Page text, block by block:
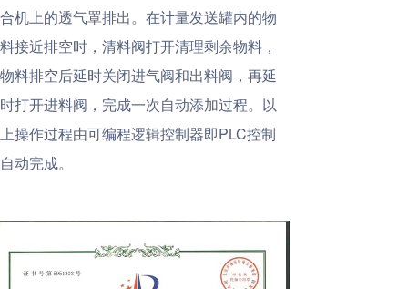
合机上的透气罩排出。在计量发送罐内的物
料接近排空时，清料阀打开清理剩余物料，
物料排空后延时关闭进气阀和出料阀，再延
时打开进料阀，完成一次自动添加过程。以
上操作过程由可编程逻辑控制器即PLC控制
自动完成。